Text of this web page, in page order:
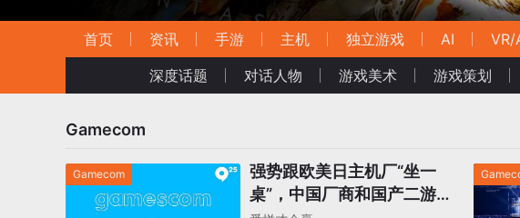
首页 资讯 手游 主机 独立游戏 AI VR/
深度话题
对话人物 游戏美术 游戏策划
Gamecom
Gamecom
强势跟欧美日主机厂“坐一
桌”，中国厂商和国产二游得